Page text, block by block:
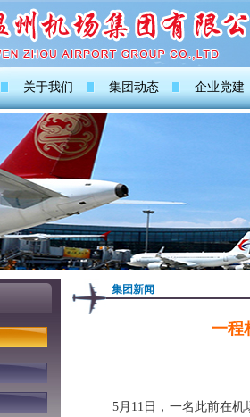
关于我们 集团动态 企业党建
集团新闻
一程
5月11日，一名此前在